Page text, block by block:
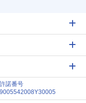
許諾番号
9005542008Y30005